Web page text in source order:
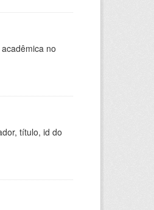
no
título, id do